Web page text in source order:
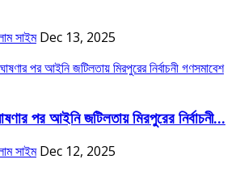
সাইম Dec 13, 2025
পর আইনি জটিলতায় মিরপুরের নির্বাচনী...
সাইম Dec 12, 2025